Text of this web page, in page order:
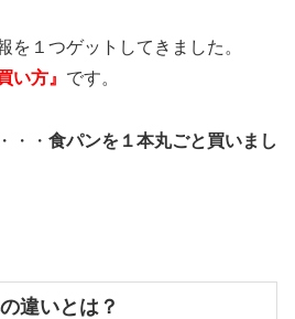
を１つゲットしてきました。
い方』 です。
・・ 食パンを１本丸ごと買いまし
違いとは？